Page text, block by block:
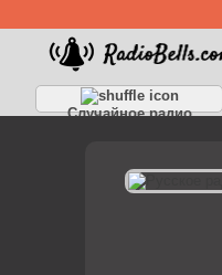
Случайное радио